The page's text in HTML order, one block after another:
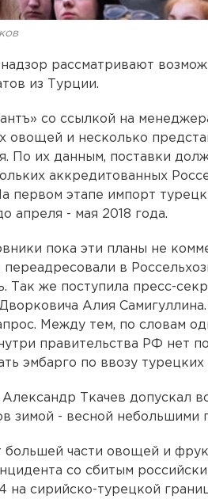
рассматривают
из Турции.
со ссылкой на
овощей и несколько
По их данным, поставки
аккредитованных
первом этапе импорт
апреля - мая 2018 года.
пока эти планы не
в
Так же поступила пресс-
Алия
Между тем, по словам
правительства РФ нет
эмбарго по ввозу турецких
Александр Ткачев допускал
зимой - весной небольшими
большей части овощей и
со сбитым
сирийско-турецкой